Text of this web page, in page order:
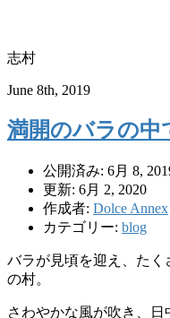
志村
June 8th, 2019
満開のバラの中
公開済み: 6月 8,
更新: 6月 2, 2020
作成者: Dolce Annex
カテゴリー: blog
バラが見頃を迎え、た
の村。
さわやかな風が吹き、日